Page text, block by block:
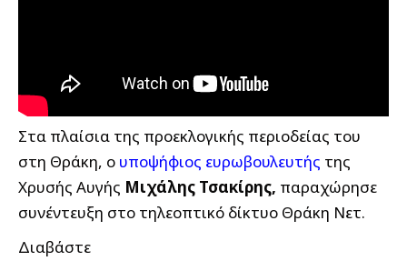
Στα πλαίσια της προεκλογικής περιοδείας του
στη Θράκη, ο υποψήφιος ευρωβουλευτής της
Χρυσής Αυγής Μιχάλης Τσακίρης, παραχώρησε
συνέντευξη στο τηλεοπτικό δίκτυο Θράκη Νετ.
Διαβάστε